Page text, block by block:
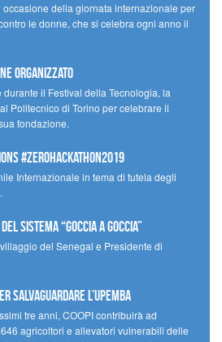
della giornata internazionale per
le donne, che si celebra ogni anno il
organizzato
durante il Festival della Tecnologia, la
Politecnico di Torino per celebrare il
fondazione.
#ZEROHackathon2019
Internazionale in tema di tutela degli
SISTEMA “GOCCIA A GOCCIA”
del Senegal e Presidente di
salvaguardare l’Upemba
tre anni, COOPI contribuirà ad
agricoltori e allevatori vulnerabili delle